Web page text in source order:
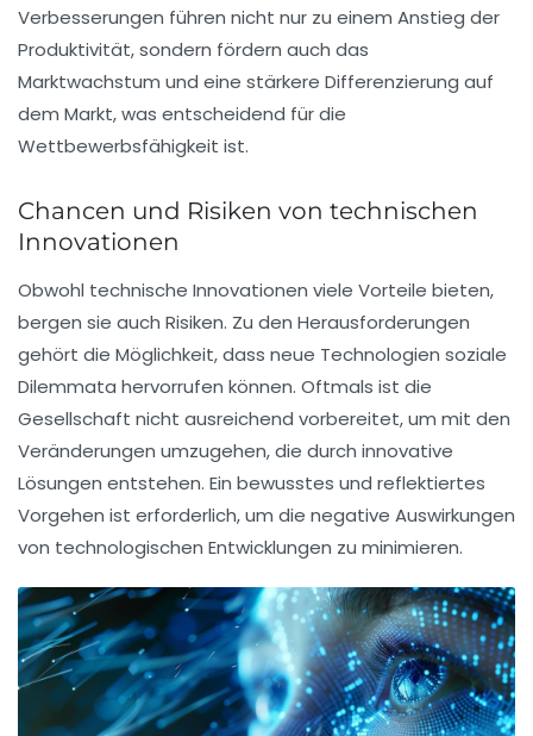
Verbesserungen führen nicht nur zu einem Anstieg der
Produktivität, sondern fördern auch das
Marktwachstum und eine stärkere Differenzierung auf
dem Markt, was entscheidend für die
Wettbewerbsfähigkeit ist.
Chancen und Risiken von technischen
Innovationen
Obwohl technische Innovationen viele Vorteile bieten,
bergen sie auch Risiken. Zu den Herausforderungen
gehört die Möglichkeit, dass neue Technologien soziale
Dilemmata hervorrufen können. Oftmals ist die
Gesellschaft nicht ausreichend vorbereitet, um mit den
Veränderungen umzugehen, die durch innovative
Lösungen entstehen. Ein bewusstes und reflektiertes
Vorgehen ist erforderlich, um die negative Auswirkungen
von technologischen Entwicklungen zu minimieren.